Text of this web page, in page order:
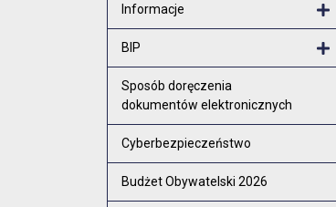
Informacje
BIP
Sposób doręczenia
dokumentów elektronicznych
Cyberbezpieczeństwo
Budżet Obywatelski 2026